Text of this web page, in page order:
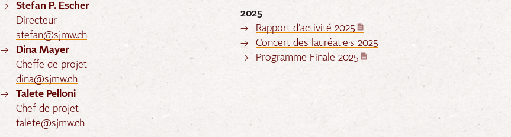
Stefan P. Escher
Directeur
stefan@sjmw.ch
Dina Mayer
Cheffe de projet
dina@sjmw.ch
Talete Pelloni
Chef de projet
talete@sjmw.ch
2025
Rapport d’activité 2025
Concert des lauréat·e·s 2025
Programme Finale 2025